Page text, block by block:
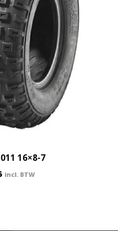
16×8-7
incl. BTW